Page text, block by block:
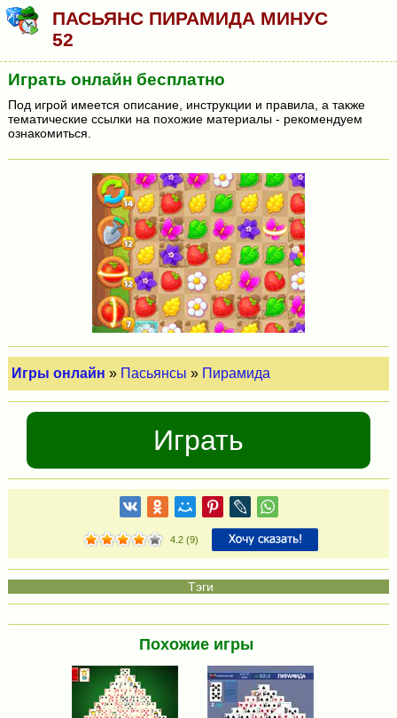
ПАСЬЯНС ПИРАМИДА МИНУС
52
Играть онлайн бесплатно
Под игрой имеется описание, инструкции и правила, а также
тематические ссылки на похожие материалы - рекомендуем
ознакомиться.
Игры онлайн » Пасьянсы » Пирамида
Играть
4.2(9)
Похожие игры